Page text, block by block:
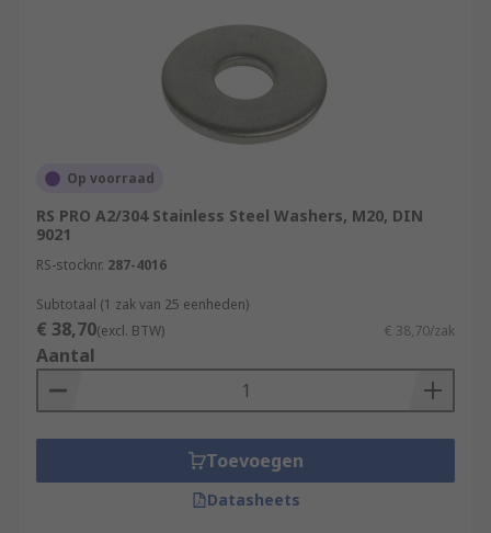
Op voorraad
RS PRO A2/304 Stainless Steel Washers, M20, DIN
9021
RS-stocknr. 287-4016
Subtotaal (1 zak van 25 eenheden)
€ 38,70(excl. BTW) € 38,70/zak
Aantal
Toevoegen
Datasheets